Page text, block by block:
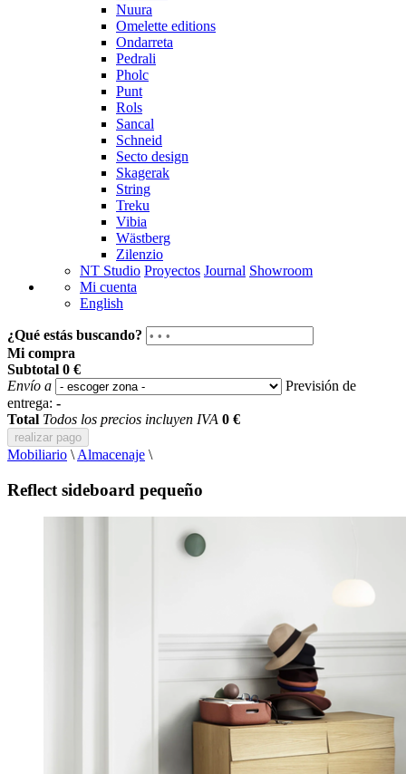
Nuura
Omelette editions
Ondarreta
Pedrali
Pholc
Punt
Rols
Sancal
Schneid
Secto design
Skagerak
String
Treku
Vibia
Wästberg
Zilenzio
NT Studio Proyectos Journal Showroom
Mi cuenta
English
¿Qué estás buscando?
Mi compra
Subtotal 0 €
Envío a
Previsión de
entrega: -
Total Todos los precios incluyen IVA 0 €
realizar pago
Mobiliario \ Almacenaje \
Reflect sideboard pequeño